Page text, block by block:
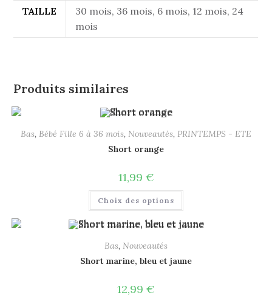
TAILLE
30 mois, 36 mois, 6 mois, 12 mois, 24
mois
Produits similaires
Bas, Bébé Fille 6 à 36 mois, Nouveautés, PRINTEMPS - ETE
Short orange
11,99 €
Choix des options
Bas, Nouveautés
Short marine, bleu et jaune
12,99 €